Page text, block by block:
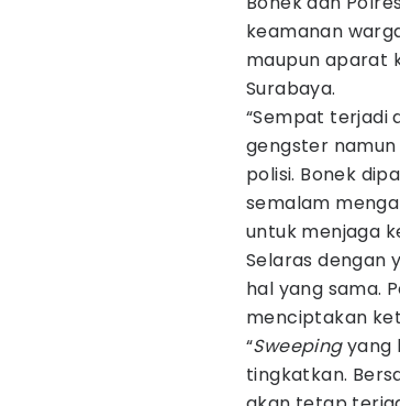
keamanan
maupun aparat
Surabaya.
“Sempat terjadi
gengster
polisi. Bonek
semalam
untuk menjaga
Selaras dengan
hal yang sama.
menciptakan
“Sweepingyang
tingkatkan.